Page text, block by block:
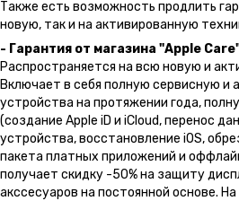
Также есть возможность продлить
новую, так и на активированную
- Гарантия от магазина "Apple
Распространяется на всю новую и
Включает в себя полную сервисную и
устройства на протяжении года,
(создание Apple iD и iCloud, перенос
устройства, восстановление iOS,
пакета платных приложений и
получает скидку -50% на защиту
акссесуаров на постоянной основе.